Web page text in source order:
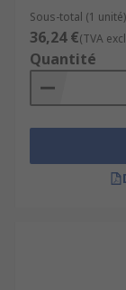
Sous-total (1 unité)
36,24 €(TVA
Quantité